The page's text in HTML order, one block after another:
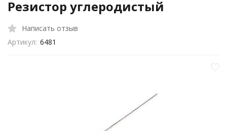
Резистор углеродистый
Написать отзыв
Артикул: 6481